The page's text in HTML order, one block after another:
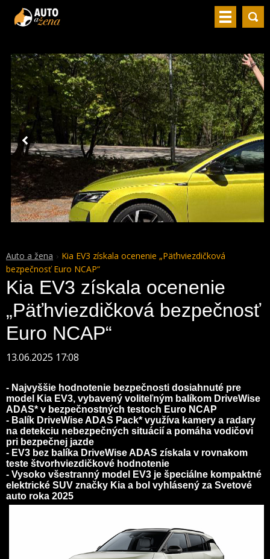
Auto a žena
Kia EV3 získala ocenenie „Päťhviezdičková
bezpečnosť Euro NCAP“
Kia EV3 získala ocenenie
„Päťhviezdičková bezpečnosť
Euro NCAP“
13.06.2025 17:08
- Najvyššie hodnotenie bezpečnosti dosiahnuté pre
model Kia EV3, vybavený voliteľným balíkom DriveWise
ADAS* v bezpečnostných testoch Euro NCAP
- Balík DriveWise ADAS Pack* využíva kamery a radary
na detekciu nebezpečných situácií a pomáha vodičovi
pri bezpečnej jazde
- EV3 bez balíka DriveWise ADAS získala v rovnakom
teste štvorhviezdičkové hodnotenie
- Vysoko všestranný model EV3 je špeciálne kompaktné
elektrické SUV značky Kia a bol vyhlásený za Svetové
auto roka 2025